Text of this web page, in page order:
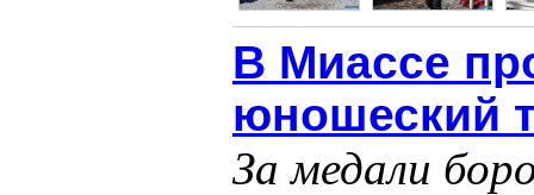
В Миассе
юношеский
За медали